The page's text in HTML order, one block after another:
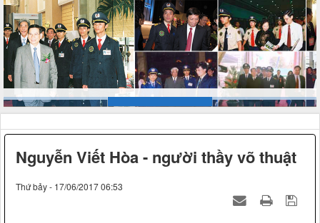
Nguyễn Viết Hòa - người thầy võ thuật
Thứ bảy - 17/06/2017 06:53